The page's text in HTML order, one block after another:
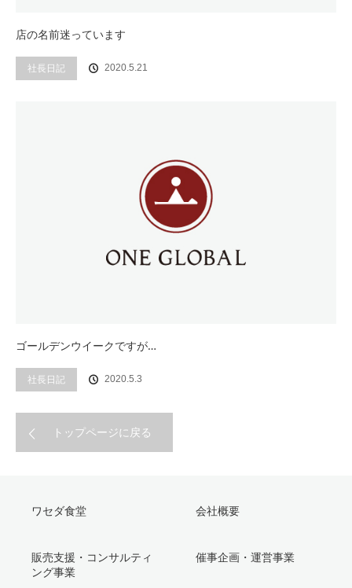
店の名前迷っています
社長日記 2020.5.21
ゴールデンウイークですが…
社長日記 2020.5.3
トップページに戻る
ワセダ食堂 会社概要
販売支援・コンサルティ
ング事業
催事企画・運営事業